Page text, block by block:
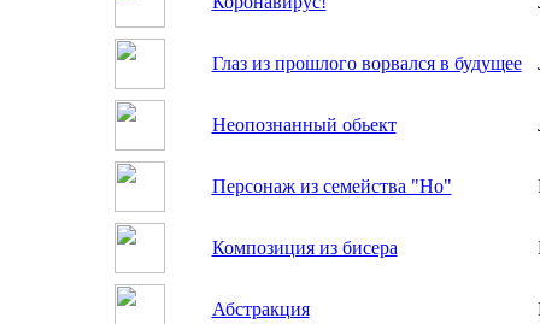
Глаз из прошлого ворвался в будущее
Неопознанный обьект
Персонаж из семейства "Но"
Композиция из бисера
Абстракция